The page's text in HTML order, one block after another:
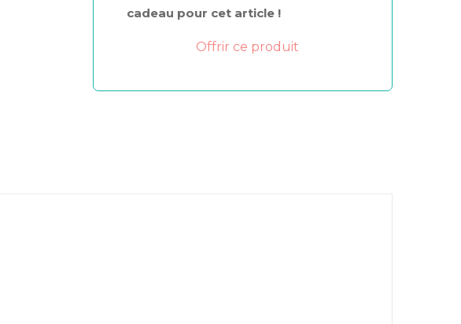
cadeau pour cet article !
Offrir ce produit